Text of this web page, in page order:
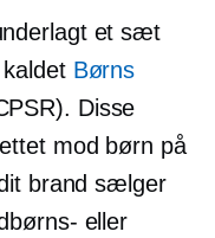
et sæt
Børns
Disse
mod børn på
brand sælger
eller